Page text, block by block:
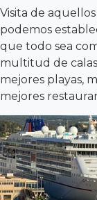
Visita de
podemos
que todo sea
multitud de
mejores playas,
mejores